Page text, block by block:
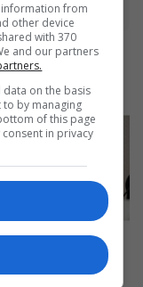
iranian: Vendi
me një presion të
from
other device
with 370
and our partners
on the basis
to by managing
of this page
in privacy